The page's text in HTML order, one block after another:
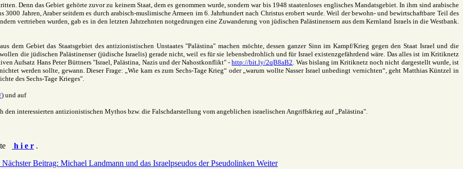
Denn das Gebiet gehörte zuvor zu keinem Staat, dem es genommen wurde, sondern war bis 1948 staatenloses englisches Mandatsgebiet. In ihm sind arabische
3000 Jahren, Araber seitdem es durch arabisch-muslimische Armeen im 6. Jahrhundert nach Christus erobert wurde. Weil der bewohn- und bewirtschaftbare Teil des
vertrieben wurden, gab es in den letzten Jahrzehnten notgedrungen eine Zuwanderung von jüdischen Palästinensern aus dem Kernland Israels in die Westbank.
dem Gebiet das Staatsgebiet des antizionistischen Unstaates "Palästina" machen möchte, dessen ganzer Sinn im Kampf/Krieg gegen den Staat Israel und die
die jüdischen Palästinenser (jüdische Israelis) gerade nicht, weil es für sie lebensbedrohlich und für Israel existenzgefährdend wäre. Das alles ist im Kritiknetz
Aufsatz Hans Peter Büttners "Israel, Palästina, Nazis und der Nahostkonflikt" -http://bit.ly/2qB8aB2 . Was bislang im Kritiknetz noch nicht dargestellt wurde, ist
werden sollte, gewann. Dieser Frage: „Wie kam es zum Sechs-Tage Krieg“ oder „warum wollte Nasser Israel unbedingt vernichten“, geht Matthias Küntzel in
des Sechs-Tage Krieges".
) und auf
den interessierten antizionistischen Mythos bzw. die Falschdarstellung vom angeblichen israelischen Angriffskrieg auf „Palästina".
h i e r .
Nächster Beitrag: Michael Landmann und das Israelpseudos der Pseudolinken Weiter